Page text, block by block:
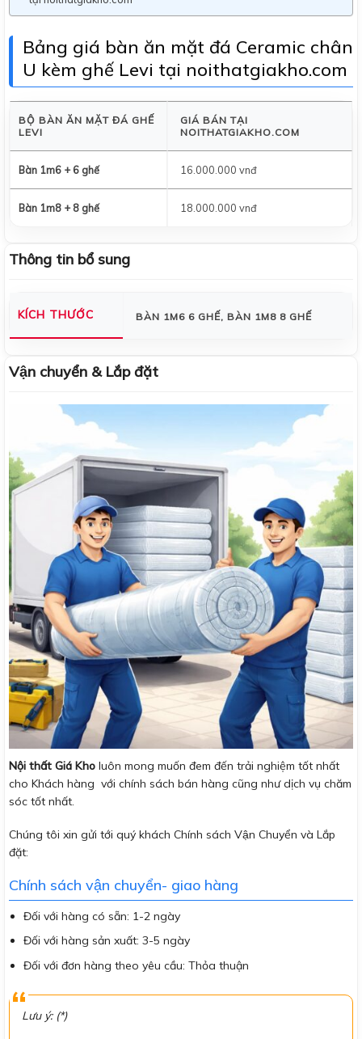
Bảng giá bàn ăn mặt đá Ceramic chân
U kèm ghế Levi tại noithatgiakho.com
BỘ BÀN ĂN MẶT ĐÁ GHẾ
LEVI
GIÁ BÁN TẠI
NOITHATGIAKHO.COM
Bàn 1m6 + 6 ghế 16.000.000 vnđ
Bàn 1m8 + 8 ghế 18.000.000 vnđ
Thông tin bổ sung
KÍCH THƯỚC BÀN 1M6 6 GHẾ, BÀN 1M8 8 GHẾ
Vận chuyển & Lắp đặt
Nội thất Giá Kho luôn mong muốn đem đến trải nghiệm tốt nhất
cho Khách hàng với chính sách bán hàng cũng như dịch vụ chăm
sóc tốt nhất.
Chúng tôi xin gửi tới quý khách Chính sách Vận Chuyển và Lắp
đặt:
Chính sách vận chuyển- giao hàng
Đối với hàng có sẵn: 1-2 ngày
Đối với hàng sản xuất: 3-5 ngày
Đối với đơn hàng theo yêu cầu: Thỏa thuận
Lưu ý: (*)